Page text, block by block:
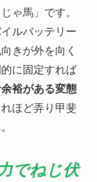
ゃ馬」です。
ルバッテリー
きが外を向く
に固定すれば
余裕がある変態
ほど弄り甲斐
でねじ伏